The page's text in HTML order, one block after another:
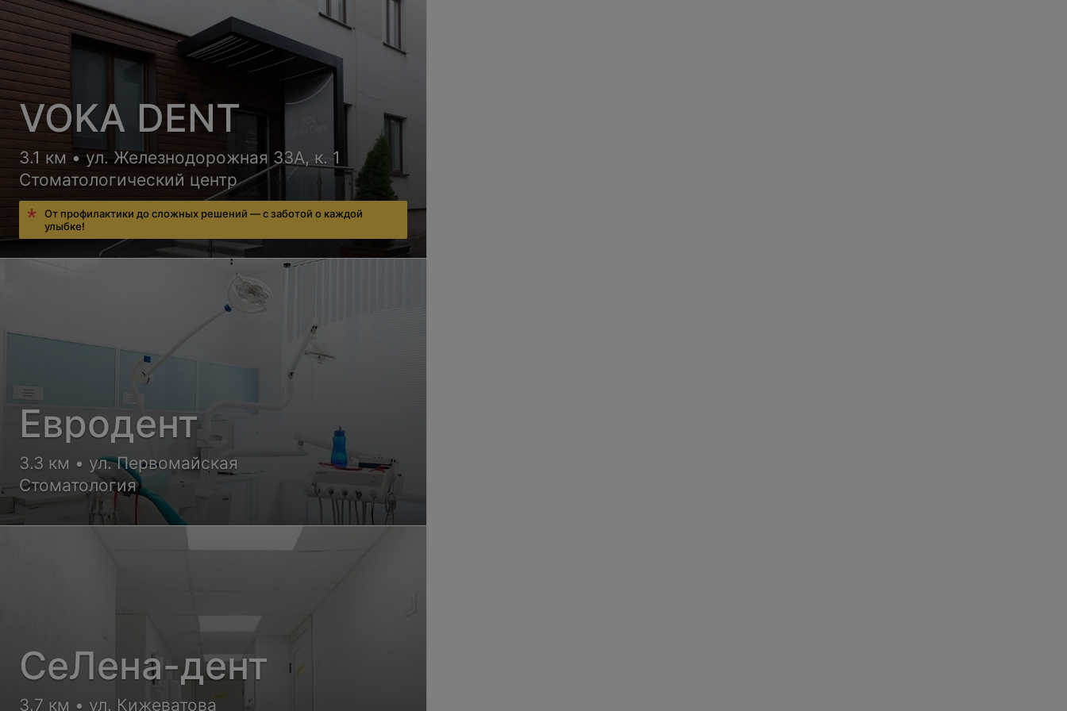
VOKA DENT
3.1 км • ул. Железнодорожная 33А, к. 1
Стоматологический центр
От профилактики до сложных решений — с заботой о каждой
улыбке!
Евродент
3.3 км • ул. Первомайская
Стоматология
СеЛена-дент
3.7 км • ул. Кижеватова